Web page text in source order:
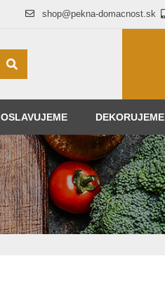
shop@pekna-domacnost.sk
OSLAVUJEME DEKORUJEME